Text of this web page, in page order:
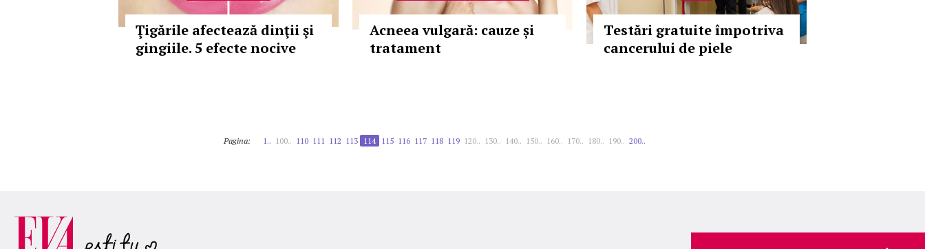
Ţigările afectează dinţii şi
gingiile. 5 efecte nocive
Acneea vulgară: cauze și
tratament
Testări gratuite împotriva
cancerului de piele
Pagina: 1.. 100.. 110 111 112 113 114 115 116 117 118 119 120.. 130.. 140.. 150.. 160.. 170.. 180.. 190.. 200..